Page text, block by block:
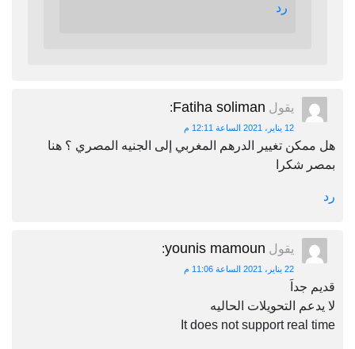
رد
يقول Fatiha soliman
:
12 يناير، 2021 الساعة 12:11 م
هل ممكن تغيير الدرهم المغربي إلى الجنيه المصري ؟ هنا
بمصر شكرا
رد
يقول younis mamoun
:
22 يناير، 2021 الساعة 11:06 م
قديم جداَ
لا يدعم التحويلات الحاليه
It does not support real time